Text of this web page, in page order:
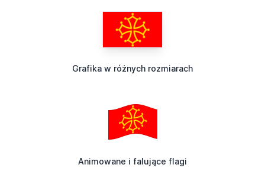
Grafika w różnych rozmiarach
Animowane i falujące flagi